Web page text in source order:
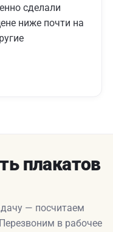
сделали
ниже почти на
плакатов
— посчитаем
в рабочее